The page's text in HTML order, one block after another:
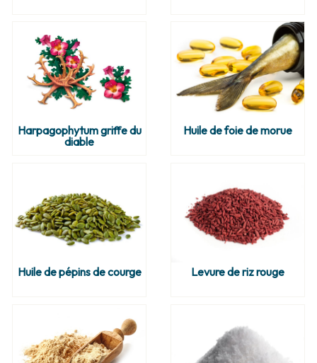
Harpagophytum griffe du
diable
Huile de foie de morue
Huile de pépins de courge Levure de riz rouge